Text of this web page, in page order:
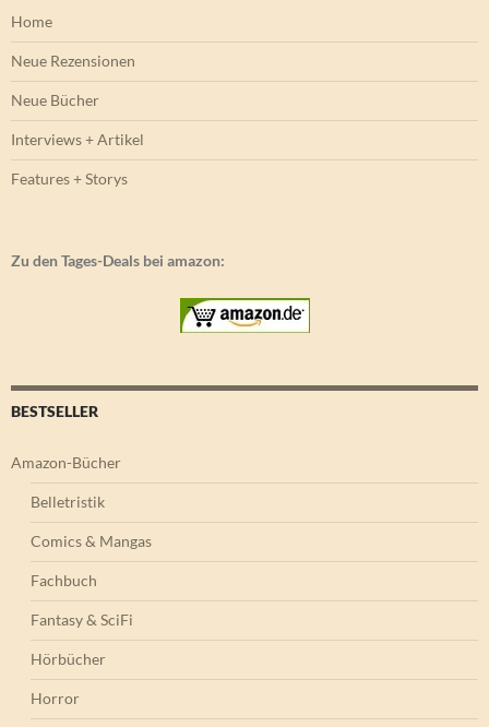
Home
Neue Rezensionen
Neue Bücher
Interviews + Artikel
Features + Storys
Zu den Tages-Deals bei amazon:
BESTSELLER
Amazon-Bücher
Belletristik
Comics & Mangas
Fachbuch
Fantasy & SciFi
Hörbücher
Horror